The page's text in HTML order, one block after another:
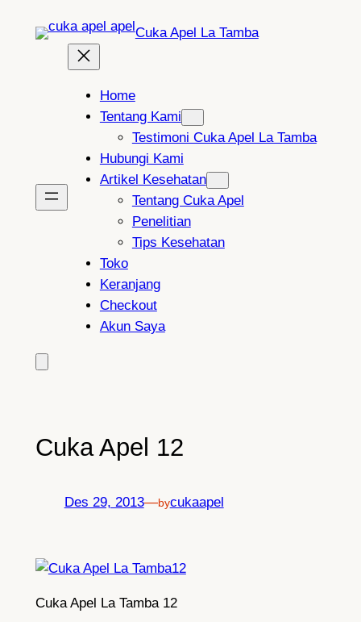
Cuka Apel La Tamba
Home
Tentang Kami
Testimoni Cuka Apel La Tamba
Hubungi Kami
Artikel Kesehatan
Tentang Cuka Apel
Penelitian
Tips Kesehatan
Toko
Keranjang
Checkout
Akun Saya
Cuka Apel 12
Des 29, 2013—bycukaapel
Cuka Apel La Tamba 12